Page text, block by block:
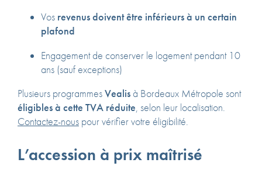
Vos revenus doivent être inférieurs à un certain
plafond
Engagement de conserver le logement pendant 10
ans (sauf exceptions)
Plusieurs programmesVealisà Bordeaux Métropole sont
éligibles à cette TVA réduite, selon leur localisation.
Contactez-nous pour vérifier votre éligibilité.
L’accession à prix maîtrisé